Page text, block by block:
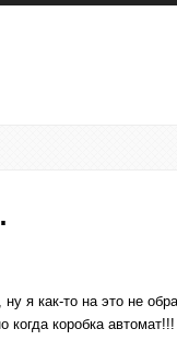
я как-то на это не
коробка